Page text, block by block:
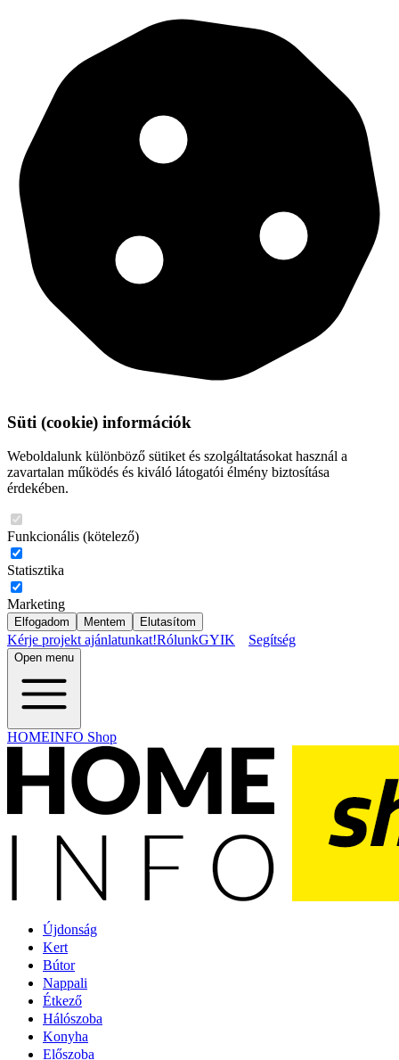
Süti (cookie) információk
Weboldalunk különböző sütiket és szolgáltatásokat használ a
zavartalan működés és kiváló látogatói élmény biztosítása
érdekében.
Funkcionális (kötelező)
Statisztika
Marketing
Elfogadom Mentem Elutasítom
Kérje projekt ajánlatunkat!RólunkGYIK Segítség
Open menu
HOMEINFO Shop
Újdonság
Kert
Bútor
Nappali
Étkező
Hálószoba
Konyha
Előszoba